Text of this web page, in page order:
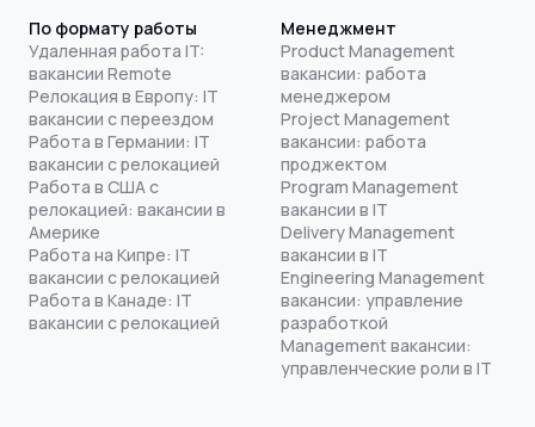
По формату работы
Удаленная работа IT:
вакансии Remote
Релокация в Европу: IT
вакансии с переездом
Работа в Германии: IT
вакансии с релокацией
Работа в США с
релокацией: вакансии в
Америке
Работа на Кипре: IT
вакансии с релокацией
Работа в Канаде: IT
вакансии с релокацией
Менеджмент
Product Management
вакансии: работа
менеджером
Project Management
вакансии: работа
проджектом
Program Management
вакансии в IT
Delivery Management
вакансии в IT
Engineering Management
вакансии: управление
разработкой
Management вакансии:
управленческие роли в IT